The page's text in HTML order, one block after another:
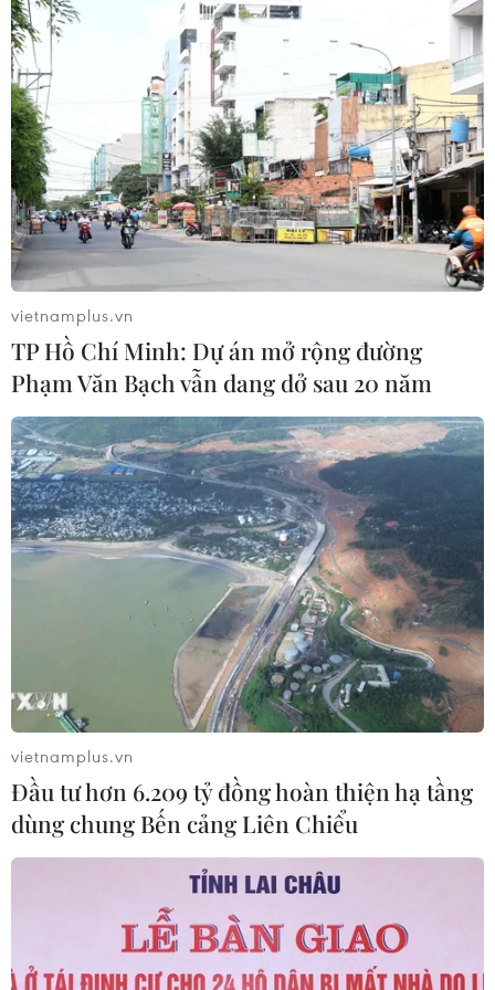
vietnamplus.vn
TP Hồ Chí Minh: Dự án mở rộng đường
Phạm Văn Bạch vẫn dang dở sau 20 năm
vietnamplus.vn
Đầu tư hơn 6.209 tỷ đồng hoàn thiện hạ tầng
dùng chung Bến cảng Liên Chiểu